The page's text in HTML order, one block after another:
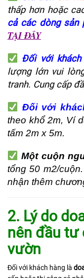
thấp hơn hoặc
cả các dòng sản
TẠI ĐÂY
Đối với
lượng lớn vui
tranh. Cung cấp
Đối với
theo khổ 2m, Ví
tấm 2m x 5m.
Một cuộn
tổng 50 m2/
nhận thêm
2. Lý do
nên đầu tư
vườn
Đối với khách hàng là